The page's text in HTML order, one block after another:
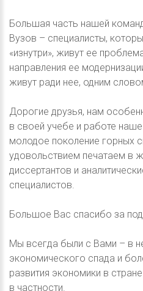
Большая часть нашей
Вузов – специалисты,
«изнутри», живут ее
направления ее
живут ради нее, одним
Дорогие друзья, нам
в своей учебе и работе
молодое поколение горных
удовольствием печатаем в
диссертантов и
специалистов.
Большое Вас спасибо за
Мы всегда были с Вами – в
экономического спада и
развития экономики в
в частности.